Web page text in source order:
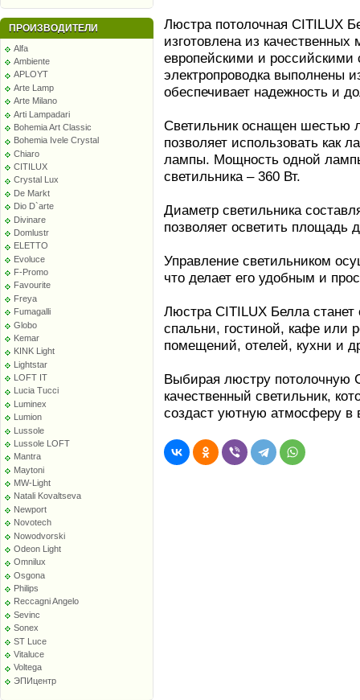
ПРОИЗВОДИТЕЛИ
Alfa
Ambiente
APLOYT
Arte Lamp
Arte Milano
Arti Lampadari
Bohemia Art Classic
Bohemia Ivele Crystal
Chiaro
CITILUX
Crystal Lux
De Markt
Dio D`arte
Divinare
Domlustr
ELETTO
Evoluce
F-Promo
Favourite
Freya
Fumagalli
Globo
Kemar
KINK Light
Lightstar
LOFT IT
Lucia Tucci
Luminex
Lumion
Lussole
Lussole LOFT
Mantra
Maytoni
MW-Light
Natali Kovaltseva
Newport
Novotech
Nowodvorski
Odeon Light
Omnilux
Osgona
Philips
Reccagni Angelo
Sevinc
Sonex
ST Luce
Vitaluce
Voltega
ЭПИцентр
Люстра потолочная CITILUX
изготовлена из
европейскими и
электропроводка выполнены
обеспечивает надежность и
Светильник оснащен шестью
позволяет использовать как
лампы. Мощность одной
светильника – 360 Вт.
Диаметр светильника
позволяет осветить площадь
Управление светильником
что делает его удобным и
Люстра CITILUX Белла
спальни, гостиной, кафе или
помещений, отелей, кухни и
Выбирая люстру потолочную
качественный светильник,
создаст уютную атмосферу